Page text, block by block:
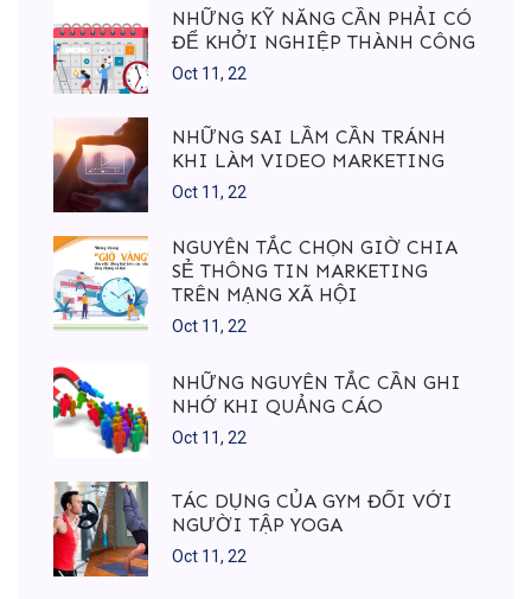
NHỮNG KỸ NĂNG CẦN PHẢI CÓ
ĐỂ KHỞI NGHIỆP THÀNH CÔNG
Oct 11, 22
NHỮNG SAI LẦM CẦN TRÁNH
KHI LÀM VIDEO MARKETING
Oct 11, 22
NGUYÊN TẮC CHỌN GIỜ CHIA
SẺ THÔNG TIN MARKETING
TRÊN MẠNG XÃ HỘI
Oct 11, 22
NHỮNG NGUYÊN TẮC CẦN GHI
NHỚ KHI QUẢNG CÁO
Oct 11, 22
TÁC DỤNG CỦA GYM ĐỐI VỚI
NGƯỜI TẬP YOGA
Oct 11, 22